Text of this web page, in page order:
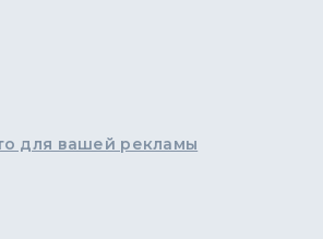
для вашей рекламы